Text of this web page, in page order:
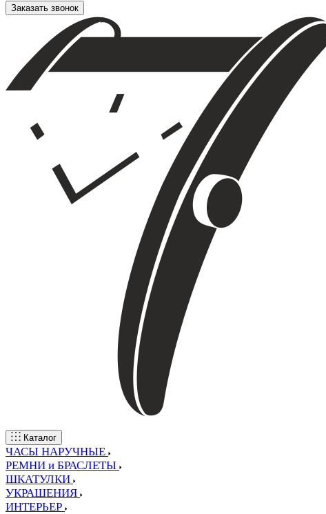
Заказать звонок
Каталог
ЧАСЫ НАРУЧНЫЕ
РЕМНИ и БРАСЛЕТЫ
ШКАТУЛКИ
УКРАШЕНИЯ
ИНТЕРЬЕР